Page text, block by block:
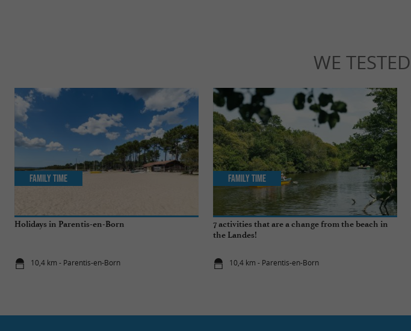
WE TESTED
Holidays in Parentis-en-Born
10,4 km - Parentis-en-Born
Family Time
7 activities that are a change from the beach in
the Landes!
10,4 km - Parentis-en-Born
Family Time